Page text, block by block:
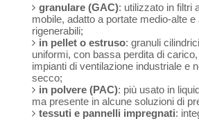
granulare (GAC): utilizzato in filtri
mobile, adatto a portate medio-alte
rigenerabili;
in pellet o estruso: granuli
uniformi, con bassa perdita di
impianti di ventilazione industriale e
secco;
in polvere (PAC): più usato in
ma presente in alcune soluzioni di
tessuti e pannelli impregnati: